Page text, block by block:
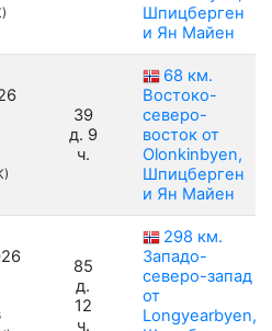
Шпицберген
и Ян Майен
39
д. 9
ч.
68 км.
Востоко-
северо-
восток от
Olonkinbyen,
Шпицберген
и Ян Майен
85
д.
12
ч.
298 км.
Западо-
северо-запад
от
Longyearbyen,